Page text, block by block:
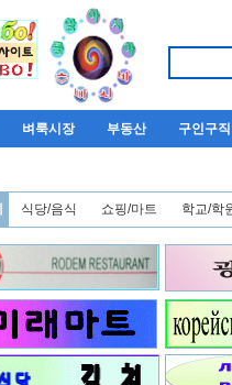
벼룩시장 부동산 구인구직
식당/음식 쇼핑/마트 학교/학